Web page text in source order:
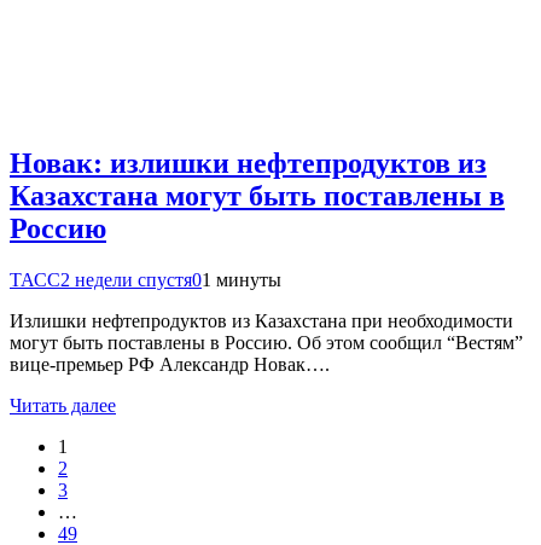
Новак: излишки нефтепродуктов из
Казахстана могут быть поставлены в
Россию
ТАСС2 недели спустя01 минуты
Излишки нефтепродуктов из Казахстана при необходимости
могут быть поставлены в Россию. Об этом сообщил “Вестям”
вице-премьер РФ Александр Новак….
Читать далее
1
2
3
…
49